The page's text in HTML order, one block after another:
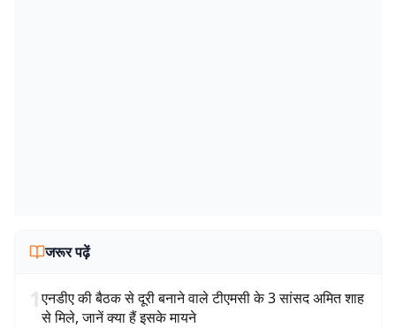
जरूर पढ़ें
1एनडीए की बैठक से दूरी बनाने वाले टीएमसी के 3 सांसद अमित शाह
से मिले, जानें क्या हैं इसके मायने